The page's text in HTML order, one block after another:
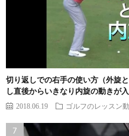
切り返しでの右手の使い方（外旋
し直後からいきなり内旋の動きが
2018.06.19 ゴルフのレッスン